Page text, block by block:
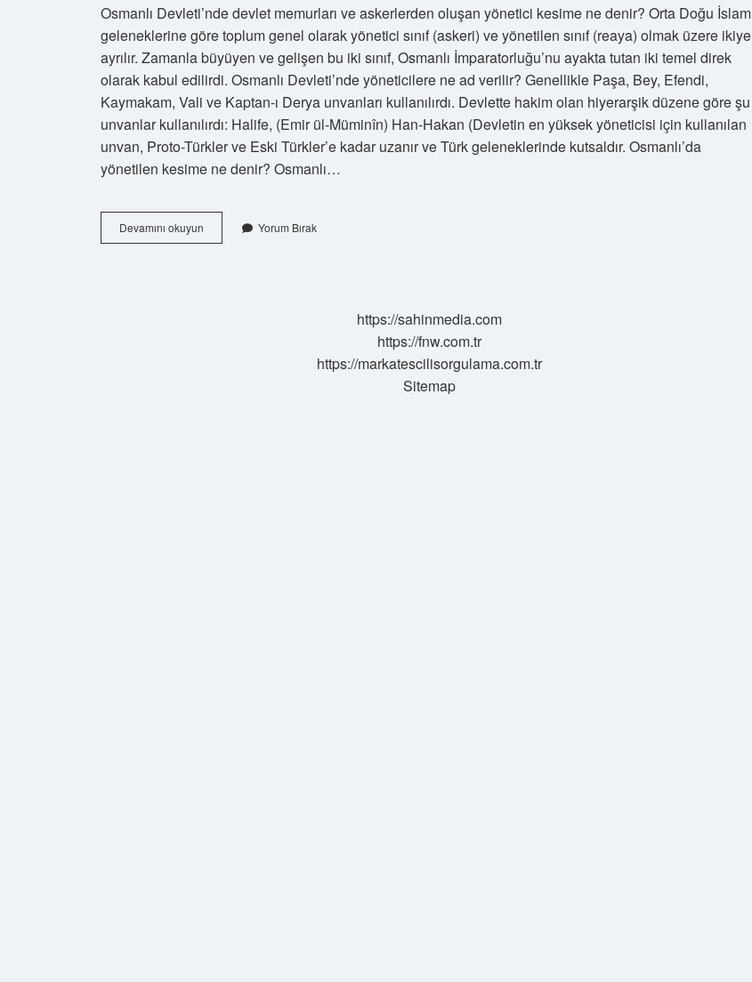
Osmanlı Devleti’nde devlet memurları ve askerlerden oluşan yönetici kesime ne denir? Orta Doğu İslam
geleneklerine göre toplum genel olarak yönetici sınıf (askeri) ve yönetilen sınıf (reaya) olmak üzere ikiye
ayrılır. Zamanla büyüyen ve gelişen bu iki sınıf, Osmanlı İmparatorluğu’nu ayakta tutan iki temel direk
olarak kabul edilirdi. Osmanlı Devleti’nde yöneticilere ne ad verilir? Genellikle Paşa, Bey, Efendi,
Kaymakam, Vali ve Kaptan-ı Derya unvanları kullanılırdı. Devlette hakim olan hiyerarşik düzene göre şu
unvanlar kullanılırdı: Halife, (Emir ül-Müminîn) Han-Hakan (Devletin en yüksek yöneticisi için kullanılan
unvan, Proto-Türkler ve Eski Türkler’e kadar uzanır ve Türk geleneklerinde kutsaldır. Osmanlı’da
yönetilen kesime ne denir? Osmanlı…
Devamını okuyun Osmanlı
Devletinde
Yorum Bırak
https://sahinmedia.com
https://fnw.com.tr
https://markatescilisorgulama.com.tr
Sitemap